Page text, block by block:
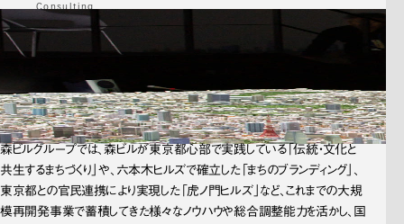
Consulting
森ビルグループでは、森ビルが東京都心部で実践している「伝統・文化と
共生するまちづくり」や、六本木ヒルズで確立した「まちのブランディング」、
東京都との官民連携により実現した「虎ノ門ヒルズ」など、これまでの大規
模再開発事業で蓄積してきた様々なノウハウや総合調整能力を活かし、国